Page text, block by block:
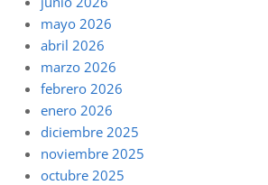
mayo 2026
abril 2026
marzo 2026
febrero 2026
enero 2026
diciembre 2025
noviembre 2025
octubre 2025